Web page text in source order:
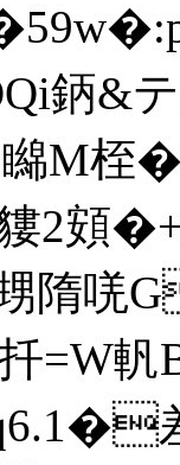
鈵&
M桎
頞
甥隋
扦=W
差